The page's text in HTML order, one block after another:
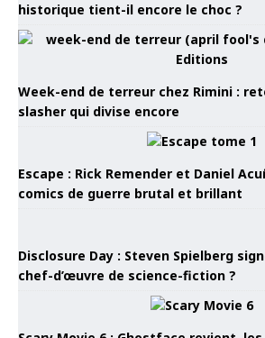
historique tient-il encore le choc ?
Week-end de terreur chez Rimini :
slasher qui divise encore
Escape : Rick Remender et Daniel
comics de guerre brutal et brillant
Disclosure Day : Steven Spielberg
chef-d’œuvre de science-fiction ?